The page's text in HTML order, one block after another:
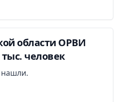
области ОРВИ
человек
нашли.